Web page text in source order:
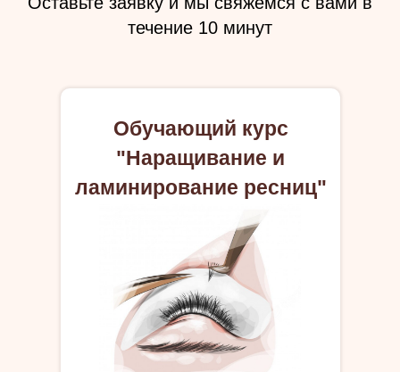
течение 10 минут
Обучающий курс
"Наращивание и
ламинирование ресниц"